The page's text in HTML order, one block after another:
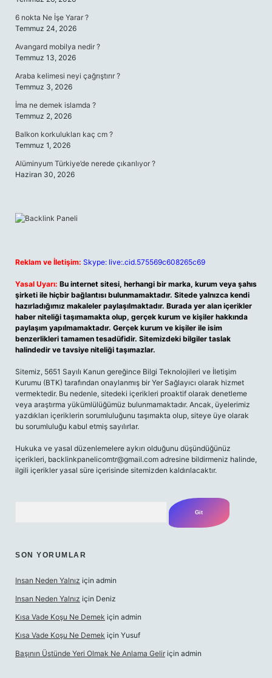
6 nokta Ne İşe Yarar ?
Temmuz 24, 2026
Avangard mobilya nedir ?
Temmuz 13, 2026
Araba kelimesi neyi çağrıştırır ?
Temmuz 3, 2026
İma ne demek islamda ?
Temmuz 2, 2026
Balkon korkulukları kaç cm ?
Temmuz 1, 2026
Alüminyum Türkiye’de nerede çıkarılıyor ?
Haziran 30, 2026
Reklam ve İletişim: Skype: live:.cid.575569c608265c69
Yasal Uyarı: Bu internet sitesi, herhangi bir marka, kurum veya şahıs
şirketi ile hiçbir bağlantısı bulunmamaktadır. Sitede yalnızca kendi
hazırladığımız makaleler paylaşılmaktadır. Burada yer alan içerikler
haber niteliği taşımamakta olup, gerçek kurum ve kişiler hakkında
paylaşım yapılmamaktadır. Gerçek kurum ve kişiler ile isim
benzerlikleri tamamen tesadüfidir. Sitemizdeki bilgiler taslak
halindedir ve tavsiye niteliği taşımazlar.
Sitemiz, 5651 Sayılı Kanun gereğince Bilgi Teknolojileri ve İletişim
Kurumu (BTK) tarafından onaylanmış bir Yer Sağlayıcı olarak hizmet
vermektedir. Bu nedenle, sitedeki içerikleri proaktif olarak denetleme
veya araştırma yükümlülüğümüz bulunmamaktadır. Ancak, üyelerimiz
yazdıkları içeriklerin sorumluluğunu taşımakta olup, siteye üye olarak
bu sorumluluğu kabul etmiş sayılırlar.
Hukuka ve yasal düzenlemelere aykırı olduğunu düşündüğünüz
içerikleri, backlinkpanelicomtr@gmail.com adresine bildirmeniz halinde,
ilgili içerikler yasal süre içerisinde sitemizden kaldırılacaktır.
SON YORUMLAR
Insan Neden Yalnız için admin
Insan Neden Yalnız için Deniz
Kısa Vade Koşu Ne Demek için admin
Kısa Vade Koşu Ne Demek için Yusuf
Başının Üstünde Yeri Olmak Ne Anlama Gelir için admin